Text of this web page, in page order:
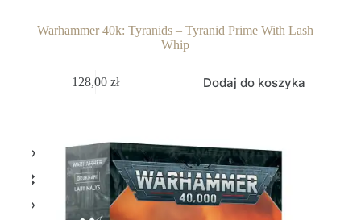
Warhammer 40k: Tyranids – Tyranid Prime With Lash
Whip
128,00zł Dodaj do koszyka